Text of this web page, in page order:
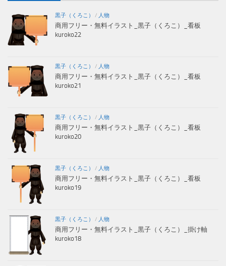
黒子（くろこ） / 人物
商用フリー・無料イラスト_黒子（くろこ）_看板
kuroko22
黒子（くろこ） / 人物
商用フリー・無料イラスト_黒子（くろこ）_看板
kuroko21
黒子（くろこ） / 人物
商用フリー・無料イラスト_黒子（くろこ）_看板
kuroko20
黒子（くろこ） / 人物
商用フリー・無料イラスト_黒子（くろこ）_看板
kuroko19
黒子（くろこ） / 人物
商用フリー・無料イラスト_黒子（くろこ）_掛け軸
kuroko18